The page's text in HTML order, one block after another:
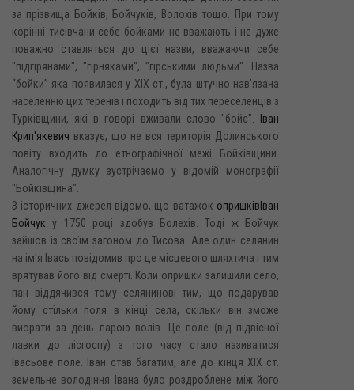
за прізвища Бойків, Бойчуків, Волохів тощо. При тому
корінні тисівчани себе бойками не вважають і не дуже
поважно ставляться до цієї назви, вважаючи себе
"підгірянами", "гірняками", "гірськими людьми". Назва
“бойки” яка появилася у XIX ст., була штучно нав'язана
населенню цих теренів і походить від тих переселенців з
Турківщини, які в говорі вживали слово "бойє".
Іван
Крип'якевич вказує, що не вся територія Долинського
повіту входить до етнографічної межі Бойківщини.
Аналогічну думку зустрічаємо у відомій монографії
"Бойківщина".
З історичних джерел відомо, що ватажок опришків Іван
Бойчук у 1750 році здобув Болехів. Тоді ж Бойчук
зайшов із своїм загоном до Тисова. Але один селянин
на ім'я Івась повідомив про це місцевого шляхтича і тим
врятував його від смерті. Коли опришки залишили село,
пан віддячився тому селянинові тим, що подарував
йому стільки поля в кінці села, скільки він зможе
виорати за день парою волів. Це поле (від підвісної
лавки до лісгоспу) з того часу стало називатися
Івасьове поле. Іван став багатим, але до кінця XIX ст.
земельне володіння Івана було роздроблене між його